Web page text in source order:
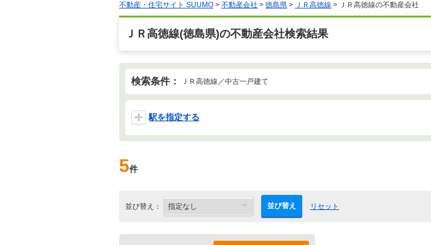
不動産・住宅サイト SUUMO > 不動産会社 > 徳島県 > ＪＲ高徳線 > ＪＲ高徳線の不動産会社
ＪＲ高徳線(徳島県)の不動産会社検索結果
検索条件： ＪＲ高徳線／中古一戸建て
駅を指定する
5件
並び替え： 並び替え リセット